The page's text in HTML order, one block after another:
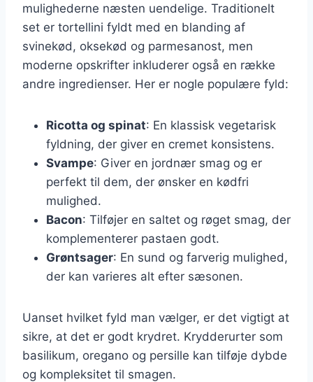
mulighederne næsten uendelige. Traditionelt
set er tortellini fyldt med en blanding af
svinekød, oksekød og parmesanost, men
moderne opskrifter inkluderer også en række
andre ingredienser. Her er nogle populære fyld:
Ricotta og spinat: En klassisk vegetarisk
fyldning, der giver en cremet konsistens.
Svampe: Giver en jordnær smag og er
perfekt til dem, der ønsker en kødfri
mulighed.
Bacon: Tilføjer en saltet og røget smag, der
komplementerer pastaen godt.
Grøntsager: En sund og farverig mulighed,
der kan varieres alt efter sæsonen.
Uanset hvilket fyld man vælger, er det vigtigt at
sikre, at det er godt krydret. Krydderurter som
basilikum, oregano og persille kan tilføje dybde
og kompleksitet til smagen.